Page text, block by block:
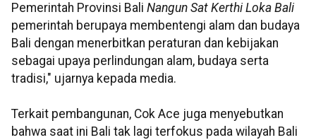
Pemerintah Provinsi Bali Nangun Sat Kerthi Loka Bali
pemerintah berupaya membentengi alam dan budaya
Bali dengan menerbitkan peraturan dan kebijakan
sebagai upaya perlindungan alam, budaya serta
tradisi," ujarnya kepada media.
Terkait pembangunan, Cok Ace juga menyebutkan
bahwa saat ini Bali tak lagi terfokus pada wilayah Bali